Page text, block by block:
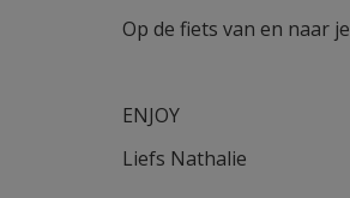
Op de fiets van en naar
ENJOY
Liefs Nathalie